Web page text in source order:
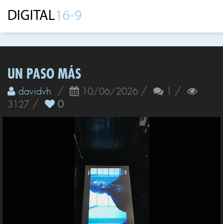
UN PASO MÁS
davidvh / 10/06/2026 / 1 /
3127 / 0